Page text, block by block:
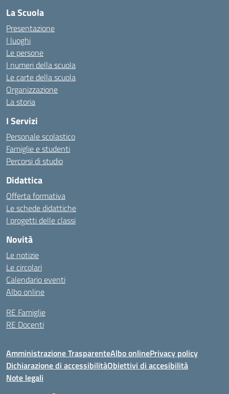
La Scuola
Presentazione
I luoghi
Le persone
I numeri della scuola
Le carte della scuola
Organizzazione
La storia
I Servizi
Personale scolastico
Famiglie e studenti
Percorsi di studio
Didattica
Offerta formativa
Le schede didattiche
I progetti delle classi
Novità
Le notizie
Le circolari
Calendario eventi
Albo online
RE Famiglie
RE Docenti
Amministrazione TrasparenteAlbo onlinePrivacy policy
Dichiarazione di accessibilitàObiettivi di accesibilità
Note legali